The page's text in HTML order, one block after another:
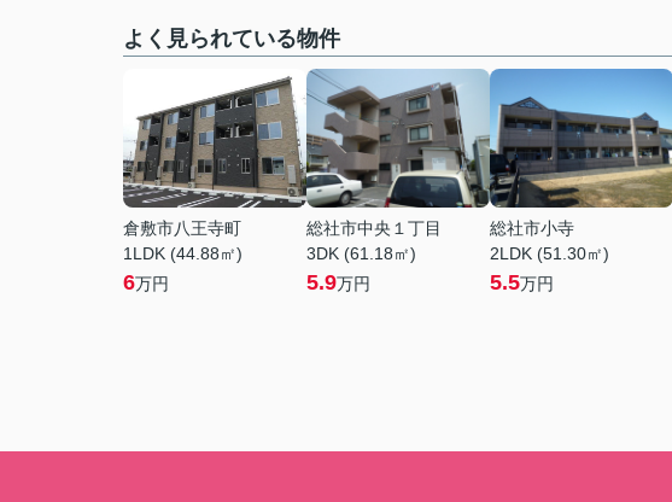
よく見られている物件
倉敷市八王寺町
1LDK (44.88㎡)
6万円
総社市中央１丁目
3DK (61.18㎡)
5.9万円
総社市小寺
2LDK (51.30㎡)
5.5万円